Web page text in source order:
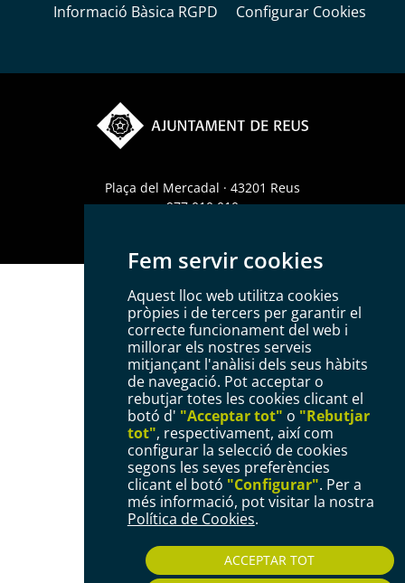
Fem servir cookies
Aquest lloc web utilitza cookies
pròpies i de tercers per garantir el
correcte funcionament del web i
millorar els nostres serveis
mitjançant l'anàlisi dels seus hàbits
de navegació. Pot acceptar o
rebutjar totes les cookies clicant el
botó d' "Acceptar tot" o "Rebutjar
tot", respectivament, així com
configurar la selecció de cookies
segons les seves preferències
clicant el botó "Configurar". Per a
més informació, pot visitar la nostra
Política de Cookies.
ACCEPTAR TOT
Informació Bàsica RGPD
Configurar Cookies
Plaça del Mercadal · 43201 Reus
977 010 010